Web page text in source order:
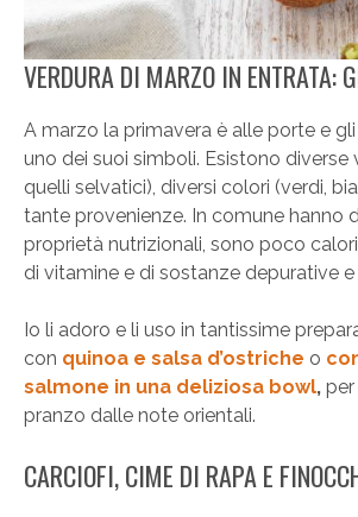
VERDURA DI MARZO IN ENTRATA:
A marzo la primavera è alle porte e gli
uno dei suoi simboli. Esistono diverse
quelli selvatici), diversi colori (verdi,
tante provenienze. In comune hanno
proprietà nutrizionali, sono poco
di vitamine e di sostanze depurative e
Io li adoro e li uso in tantissime
con quinoa e salsa d’ostriche o
salmone in una deliziosa bowl, per
pranzo dalle note orientali.
CARCIOFI, CIME DI RAPA E